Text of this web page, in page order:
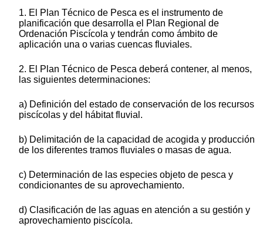
1. El Plan Técnico de Pesca es el instrumento de
planificación que desarrolla el Plan Regional de
Ordenación Piscícola y tendrán como ámbito de
aplicación una o varias cuencas fluviales.
2. El Plan Técnico de Pesca deberá contener, al menos,
las siguientes determinaciones:
a) Definición del estado de conservación de los recursos
piscícolas y del hábitat fluvial.
b) Delimitación de la capacidad de acogida y producción
de los diferentes tramos fluviales o masas de agua.
c) Determinación de las especies objeto de pesca y
condicionantes de su aprovechamiento.
d) Clasificación de las aguas en atención a su gestión y
aprovechamiento piscícola.